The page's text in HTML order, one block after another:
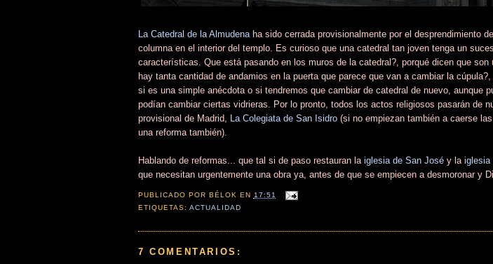
La Catedral de la Almudena ha sido cerrada provisionalmente por el desprendimiento
columna en el interior del templo. Es curioso que una catedral tan joven tenga un
características. Que está pasando en los muros de la catedral?, porqué dicen que
hay tanta cantidad de andamios en la puerta que parece que van a cambiar la
si es una simple anécdota o si tendremos que cambiar de catedral de nuevo, aunque
podían cambiar ciertas vidrieras. Por lo pronto, todos los actos religiosos pasarán de
provisional de Madrid, La Colegiata de San Isidro (si no empiezan también a caerse
una reforma también).
Hablando de reformas... que tal si de paso restauran la iglesia de San José y la iglesia
que necesitan urgentemente una obra ya, antes de que se empiecen a desmoronar y
PUBLICADO POR BÉLOK EN 17:51
ETIQUETAS: ACTUALIDAD
7 COMENTARIOS: